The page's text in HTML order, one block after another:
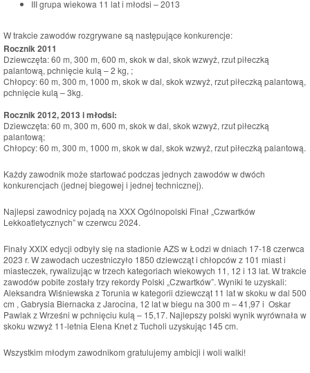
III grupa wiekowa 11 lat i młodsi – 2013
W trakcie zawodów rozgrywane są następujące konkurencje:
Rocznik 2011
Dziewczęta: 60 m, 300 m, 600 m, skok w dal, skok wzwyż, rzut piłeczką
palantową, pchnięcie kulą – 2 kg, ;
Chłopcy: 60 m, 300 m, 1000 m, skok w dal, skok wzwyż, rzut piłeczką palantową,
pchnięcie kulą – 3kg.
Rocznik 2012, 2013 i młodsi:
Dziewczęta: 60 m, 300 m, 600 m, skok w dal, skok wzwyż, rzut piłeczką
palantową;
Chłopcy: 60 m, 300 m, 1000 m, skok w dal, skok wzwyż, rzut piłeczką palantową.
Każdy zawodnik może startować podczas jednych zawodów w dwóch
konkurencjach (jednej biegowej i jednej technicznej).
Najlepsi zawodnicy pojadą na XXX Ogólnopolski Finał „Czwartków
Lekkoatletycznych” w czerwcu 2024.
Finały XXIX edycji odbyły się na stadionie AZS w Łodzi w dniach 17-18 czerwca
2023 r. W zawodach uczestniczyło 1850 dziewcząt i chłopców z 101 miast i
miasteczek, rywalizując w trzech kategoriach wiekowych 11, 12 i 13 lat. W trakcie
zawodów pobite zostały trzy rekordy Polski „Czwartków”. Wyniki te uzyskali:
Aleksandra Wiśniewska z Torunia w kategorii dziewcząt 11 lat w skoku w dal 500
cm , Gabrysia Biernacka z Jarocina, 12 lat w biegu na 300 m – 41,97 i Oskar
Pawlak z Wrześni w pchnięciu kulą – 15,17. Najlepszy polski wynik wyrównała w
skoku wzwyż 11-letnia Elena Knet z Tucholi uzyskując 145 cm.
Wszystkim młodym zawodnikom gratulujemy ambicji i woli walki!